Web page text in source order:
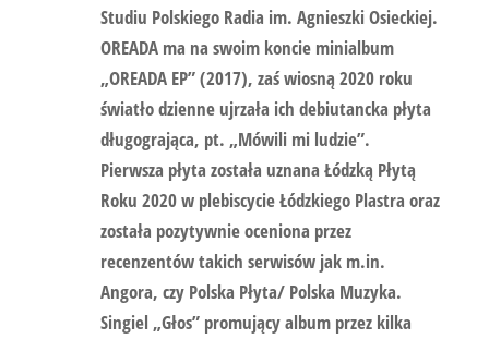
Studiu Polskiego Radia im. Agnieszki Osieckiej.
OREADAma na swoim koncie minialbum
„OREADA EP” (2017), zaś wiosną 2020 roku
światło dzienne ujrzała ich debiutancka płyta
długogrająca, pt. „Mówili mi ludzie”.
Pierwsza płyta została uznana Łódzką Płytą
Roku 2020 w plebiscycie Łódzkiego Plastra oraz
została pozytywnie oceniona przez
recenzentów takich serwisów jak m.in.
Angora, czy Polska Płyta/ Polska Muzyka.
Singiel „Głos” promujący album przez kilka